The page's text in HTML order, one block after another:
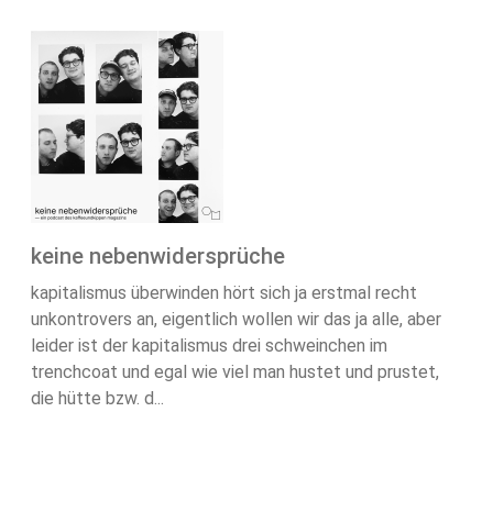
keine nebenwidersprüche
kapitalismus überwinden hört sich ja erstmal recht
unkontrovers an, eigentlich wollen wir das ja alle, aber
leider ist der kapitalismus drei schweinchen im
trenchcoat und egal wie viel man hustet und prustet,
die hütte bzw. d...